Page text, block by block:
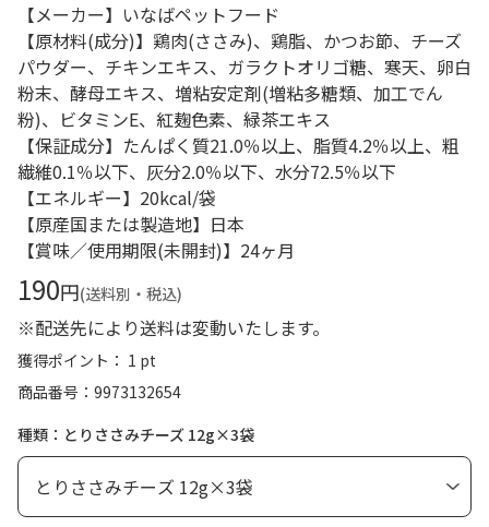
【メーカー】いなばペットフード
【原材料(成分)】鶏肉(ささみ)、鶏脂、かつお節、チーズ
パウダー、チキンエキス、ガラクトオリゴ糖、寒天、卵白
粉末、酵母エキス、増粘安定剤(増粘多糖類、加工でん
粉)、ビタミンE、紅麹色素、緑茶エキス
【保証成分】たんぱく質21.0％以上、脂質4.2％以上、粗
繊維0.1％以下、灰分2.0％以下、水分72.5％以下
【エネルギー】20kcal/袋
【原産国または製造地】日本
【賞味／使用期限(未開封)】24ヶ月
190円(送料別・税込)
※配送先により送料は変動いたします。
獲得ポイント： 1 pt
商品番号
9973132654
種類：とりささみチーズ 12g×3袋